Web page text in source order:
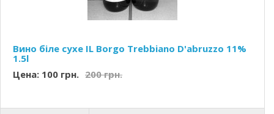
Вино біле сухе IL Borgo Trebbiano D'abruzzo 11%
1.5l
Цена: 100 грн. 200 грн.